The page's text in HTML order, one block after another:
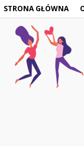
STRONA GŁÓWNA